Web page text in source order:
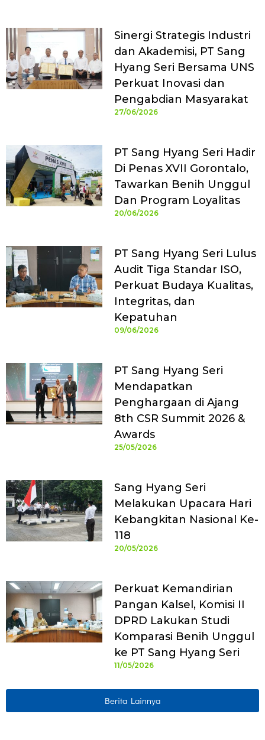
Sinergi Strategis Industri
dan Akademisi, PT Sang
Hyang Seri Bersama UNS
Perkuat Inovasi dan
Pengabdian Masyarakat
27/06/2026
PT Sang Hyang Seri Hadir
Di Penas XVII Gorontalo,
Tawarkan Benih Unggul
Dan Program Loyalitas
20/06/2026
PT Sang Hyang Seri Lulus
Audit Tiga Standar ISO,
Perkuat Budaya Kualitas,
Integritas, dan
Kepatuhan
09/06/2026
PT Sang Hyang Seri
Mendapatkan
Penghargaan di Ajang
8th CSR Summit 2026 &
Awards
25/05/2026
Sang Hyang Seri
Melakukan Upacara Hari
Kebangkitan Nasional Ke-
118
20/05/2026
Perkuat Kemandirian
Pangan Kalsel, Komisi II
DPRD Lakukan Studi
Komparasi Benih Unggul
ke PT Sang Hyang Seri
11/05/2026
Berita Lainnya